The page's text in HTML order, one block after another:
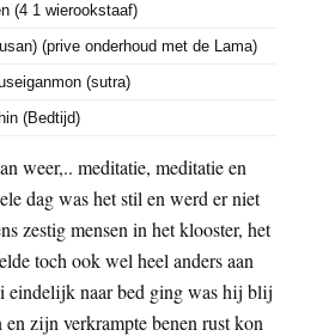
(4 1 wierookstaaf)
(prive onderhoud met de Lama)
(sutra)
(Bedtijd)
weer,.. meditatie, meditatie en
dag was het stil en werd er niet
zestig mensen in het klooster, het
toch ook wel heel anders aan
eindelijk naar bed ging was hij blij
zijn verkrampte benen rust kon